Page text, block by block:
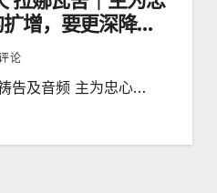
增，要更深降
论
告及音频 主为忠心…